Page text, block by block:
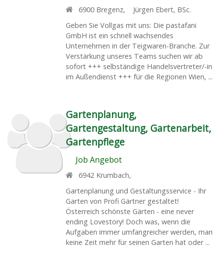
6900 Bregenz,
Jürgen Ebert, BSc.
Geben Sie Vollgas mit uns: Die pastafani
GmbH ist ein schnell wachsendes
Unternehmen in der Teigwaren-Branche. Zur
Verstärkung unseres Teams suchen wir ab
sofort +++ selbständige Handelsvertreter/-in
im Außendienst +++ für die Regionen Wien, ...
Gartenplanung,
Gartengestaltung, Gartenarbeit,
Gartenpflege
Job Angebot
6942 Krumbach,
Gartenplanung und Gestaltungsservice - Ihr
Garten von Profi Gärtner gestaltet!
Österreich schönste Gärten - eine never
ending Lovestory! Doch was, wenn die
Aufgaben immer umfangreicher werden, man
keine Zeit mehr für seinen Garten hat oder ...